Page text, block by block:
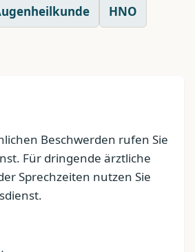
HNO
Beschwerden rufen Sie
Für dringende ärztliche
Sprechzeiten nutzen Sie